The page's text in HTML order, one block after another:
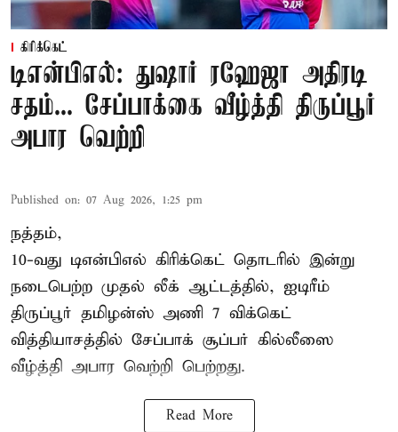
கிரிக்கெட்
டிஎன்பிஎல்: துஷார் ரஹேஜா அதிரடி
சதம்... சேப்பாக்கை வீழ்த்தி திருப்பூர்
அபார வெற்றி
Published on: 07 Aug 2026, 1:25 pm
நத்தம்,
10-வது டிஎன்பிஎல் கிரிக்கெட் தொடரில் இன்று
நடைபெற்ற முதல் லீக் ஆட்டத்தில், ஐடிரீம்
திருப்பூர் தமிழன்ஸ் அணி 7 விக்கெட்
வித்தியாசத்தில் சேப்பாக் சூப்பர் கில்லீஸை
வீழ்த்தி அபார வெற்றி பெற்றது.
Read More